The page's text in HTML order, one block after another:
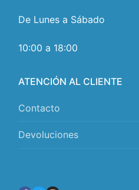
De Lunes a Sábado
10:00 a 18:00
ATENCIÓN AL CLIENTE
Contacto
Devoluciones